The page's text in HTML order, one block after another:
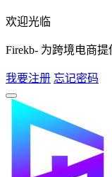
欢迎光临
Firekb- 为跨境电商提
我要注册 忘记密码